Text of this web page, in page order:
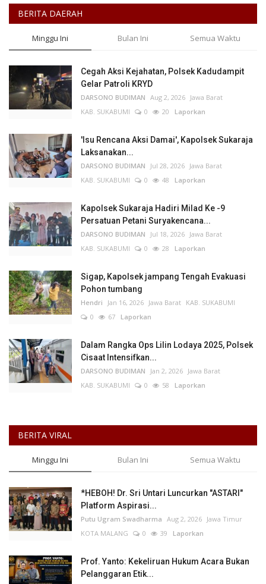
BERITA DAERAH
Minggu Ini Bulan Ini Semua Waktu
Cegah Aksi Kejahatan, Polsek Kadudampit
Gelar Patroli KRYD
DARSONO BUDIMAN Aug 2, 2026 Jawa Barat
KAB. SUKABUMI
0 20 Laporkan
'Isu Rencana Aksi Damai', Kapolsek Sukaraja
Laksanakan...
DARSONO BUDIMAN Jul 28, 2026 Jawa Barat
KAB. SUKABUMI
0 48 Laporkan
Kapolsek Sukaraja Hadiri Milad Ke -9
Persatuan Petani Suryakencana...
DARSONO BUDIMAN Jul 18, 2026 Jawa Barat
KAB. SUKABUMI
0 28 Laporkan
Sigap, Kapolsek jampang Tengah Evakuasi
Pohon tumbang
Hendri Jan 16, 2026 Jawa Barat KAB. SUKABUMI
0
67 Laporkan
Dalam Rangka Ops Lilin Lodaya 2025, Polsek
Cisaat Intensifkan...
DARSONO BUDIMAN Jan 2, 2026 Jawa Barat
KAB. SUKABUMI
0 58 Laporkan
BERITA VIRAL
Minggu Ini Bulan Ini Semua Waktu
*HEBOH! Dr. Sri Untari Luncurkan "ASTARI"
Platform Aspirasi...
Putu Ugram Swadharma Aug 2, 2026 Jawa Timur
KOTA MALANG
0 39 Laporkan
Prof. Yanto: Kekeliruan Hukum Acara Bukan
Pelanggaran Etik...